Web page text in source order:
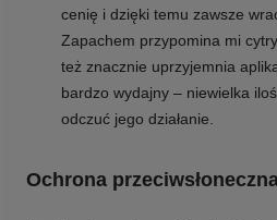
cenię i dzięki temu zawsze
Zapachem przypomina mi
też znacznie uprzyjemnia
bardzo wydajny – niewielka
odczuć jego działanie.
Ochrona